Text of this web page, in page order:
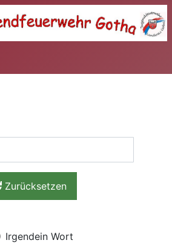
Zurücksetzen
Irgendein Wort